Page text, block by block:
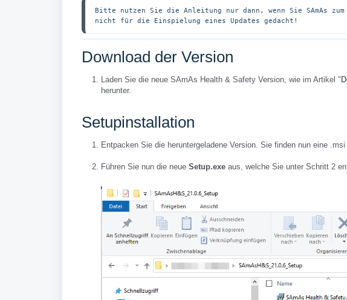
Bitte nutzen Sie die Anleitung nur dann, wenn Sie SAmAs
nicht für die Einspielung eines Updates gedacht!
Download der Version
Laden Sie die neue SAmAs Health & Safety Version, wie im Artikel "
herunter.
Setupinstallation
Entpacken Sie die heruntergeladene Version. Sie finden nun eine
Führen Sie nun die neue Setup.exe aus, welche Sie unter Schritt 2